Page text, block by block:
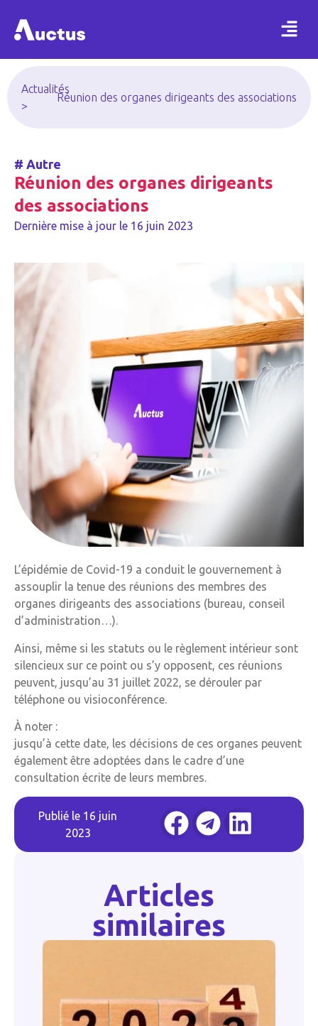
Actualités
>
Réunion des organes dirigeants des associations
# Autre
Réunion des organes dirigeants
des associations
Dernière mise à jour le 16 juin 2023
L’épidémie de Covid-19 a conduit le gouvernement à
assouplir la tenue des réunions des membres des
organes dirigeants des associations (bureau, conseil
d’administration…).
Ainsi, même si les statuts ou le règlement intérieur sont
silencieux sur ce point ou s’y opposent, ces réunions
peuvent, jusqu’au 31 juillet 2022, se dérouler par
téléphone ou visioconférence.
À noter :
jusqu’à cette date, les décisions de ces organes peuvent
également être adoptées dans le cadre d’une
consultation écrite de leurs membres.
Publié le 16 juin
2023
Articles
similaires